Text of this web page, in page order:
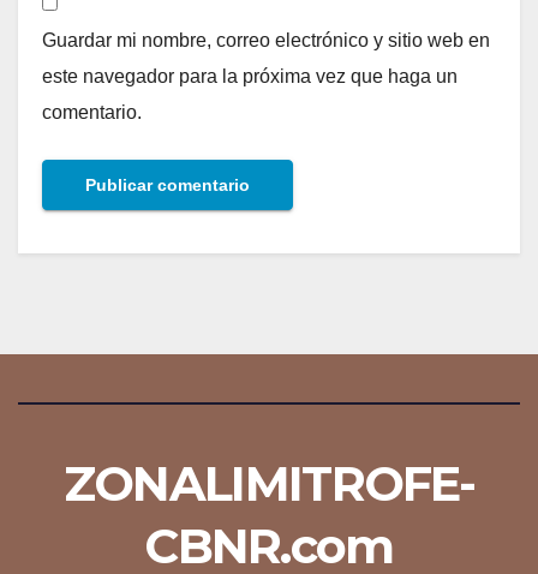
Guardar mi nombre, correo electrónico y sitio web en
este navegador para la próxima vez que haga un
comentario.
ZONALIMITROFE-
CBNR.com